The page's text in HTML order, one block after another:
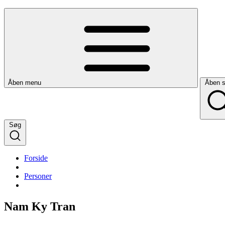
Åben menu Åben
Søg
Forside
Personer
Nam Ky Tran